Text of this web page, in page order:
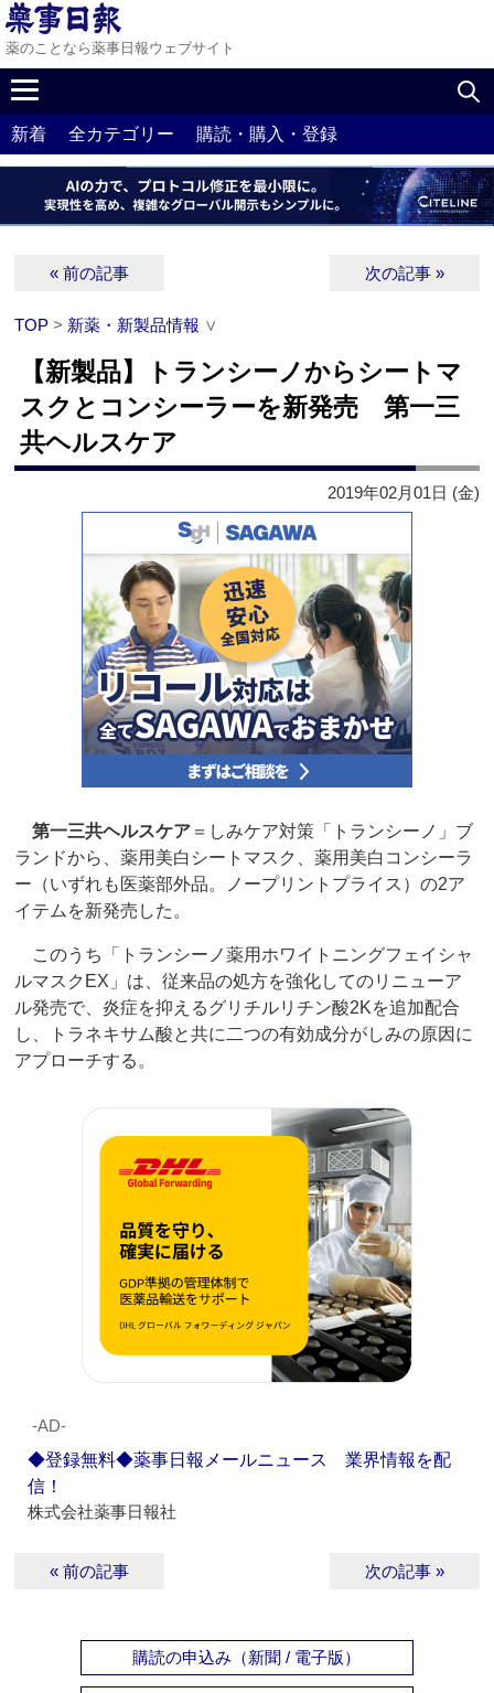
薬のことなら薬事日報ウェブサイト
新着 全カテゴリー 購読・購入・登録
« 前の記事 次の記事 »
TOP > 新薬・新製品情報 ∨
【新製品】トランシーノからシートマ
スクとコンシーラーを新発売 第一三
共ヘルスケア
2019年02月01日 (金)
第一三共ヘルスケア ＝しみケア対策「トランシーノ」ブ
ランドから、薬用美白シートマスク、薬用美白コンシーラ
ー（いずれも医薬部外品。ノープリントプライス）の2ア
イテムを新発売した。
このうち「トランシーノ薬用ホワイトニングフェイシャ
ルマスクEX」は、従来品の処方を強化してのリニューア
ル発売で、炎症を抑えるグリチルリチン酸2Kを追加配合
し、トラネキサム酸と共に二つの有効成分がしみの原因に
アプローチする。
‐AD‐
◆登録無料◆薬事日報メールニュース 業界情報を配
信！
株式会社薬事日報社
« 前の記事 次の記事 »
購読の申込み（新聞 / 電子版）